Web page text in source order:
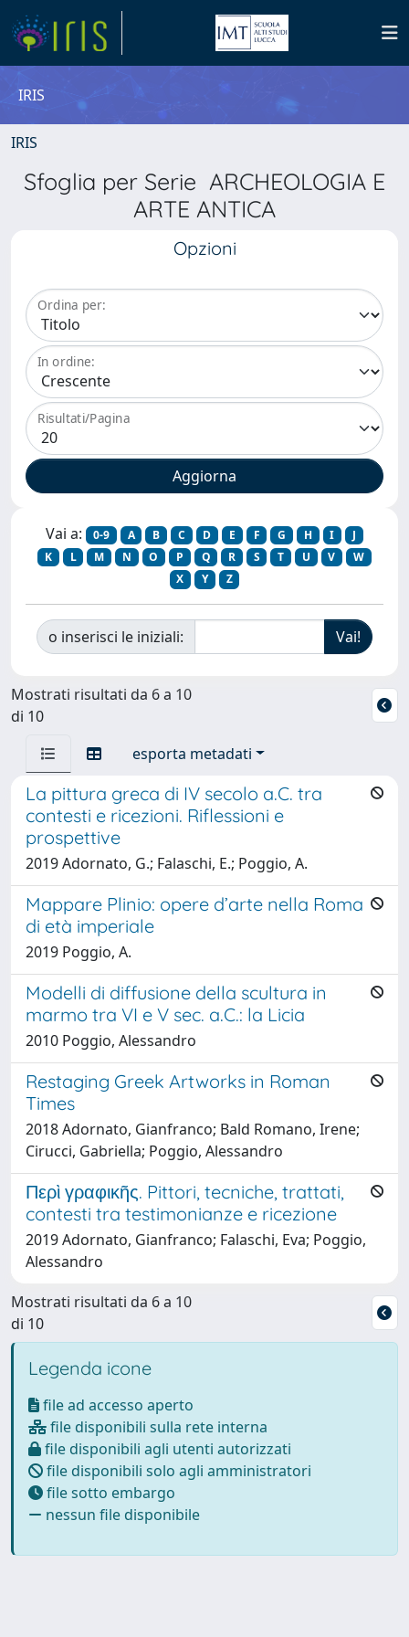
IRIS
IRIS
Sfoglia per Serie ARCHEOLOGIA E
ARTE ANTICA
Opzioni
Ordina per:
In ordine:
Risultati/Pagina
Vai a: 0-9 A B C D E F G H I
J
K
L M N O P Q R S T U V
W
X
Y Z
o inserisci le iniziali:
Mostrati risultati da 6 a 10
di 10
esporta metadati
La pittura greca di IV secolo a.C. tra
contesti e ricezioni. Riflessioni e
prospettive
2019 Adornato, G.; Falaschi, E.; Poggio, A.
Mappare Plinio: opere d’arte nella Roma
di età imperiale
2019 Poggio, A.
Modelli di diffusione della scultura in
marmo tra VI e V sec. a.C.: la Licia
2010 Poggio, Alessandro
Restaging Greek Artworks in Roman
Times
2018 Adornato, Gianfranco; Bald Romano, Irene;
Cirucci, Gabriella; Poggio, Alessandro
Περὶ γραφικῆς. Pittori, tecniche, trattati,
contesti tra testimonianze e ricezione
2019 Adornato, Gianfranco; Falaschi, Eva; Poggio,
Alessandro
Mostrati risultati da 6 a 10
di 10
Legenda icone
file ad accesso aperto
file disponibili sulla rete interna
file disponibili agli utenti autorizzati
file disponibili solo agli amministratori
file sotto embargo
nessun file disponibile